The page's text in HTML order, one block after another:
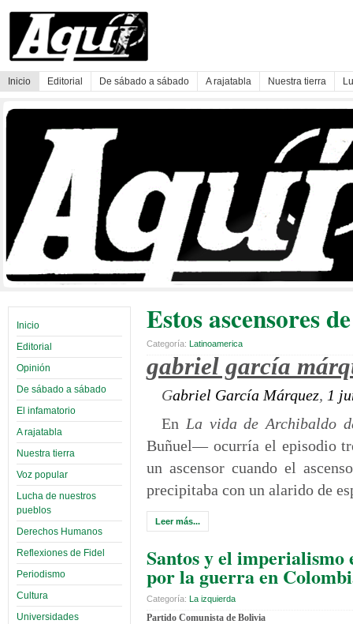
Inicio Editorial De sábado a sábado A rajatabla Nuestra tierra
Inicio
Editorial
Opinión
De sábado a sábado
El infamatorio
A rajatabla
Nuestra tierra
Voz popular
Lucha de nuestros
pueblos
Derechos Humanos
Reflexiones de Fidel
Periodismo
Cultura
Universidades
Estos ascensores
Categoría: Latinoamerica
gabriel garcía
Gabriel García Márquez, 1
En La vida de Archibaldo
Buñuel— ocurría el episodio
un ascensor cuando el
precipitaba con un alarido de
Leer más...
Santos y el imperialismo
por la guerra en
Categoría: La izquierda
Partido Comunista de Bolivia